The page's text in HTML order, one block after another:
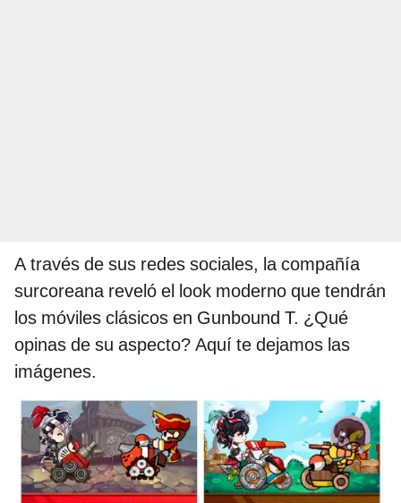
A través de sus redes sociales, la compañía
surcoreana reveló el look moderno que tendrán
los móviles clásicos en Gunbound T. ¿Qué
opinas de su aspecto? Aquí te dejamos las
imágenes.